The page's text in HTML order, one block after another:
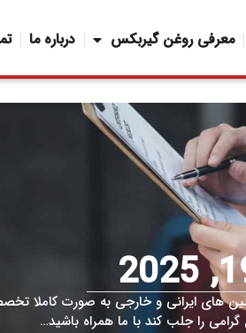
معرفی روغن گیربکس درباره ما
های ایرانی و خارجی به صورت کاملا
را جلب کند با ما همراه باشید…